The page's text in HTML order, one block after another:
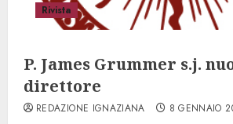
Rivista
P. James Grummer s.j.
direttore
REDAZIONE IGNAZIANA 8 GENNAIO